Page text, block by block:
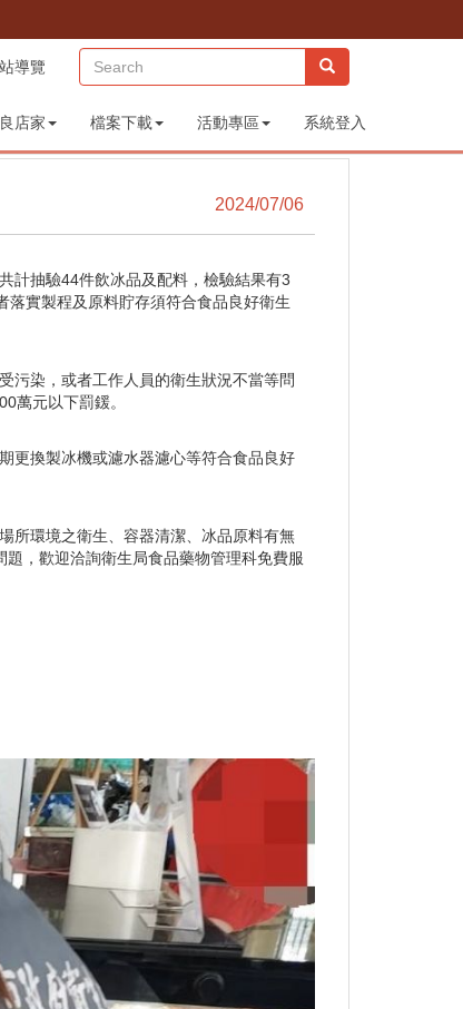
導覽 (sitemap)
店家 檔案下載 活動專區 系統登入
2024/07/06
計抽驗44件飲冰品及配料，檢驗結果有3
實製程及原料貯存須符合食品良好衛生
污染，或者工作人員的衛生狀況不當等問
萬元以下罰鍰。
更換製冰機或濾水器濾心等符合食品良好
所環境之衛生、容器清潔、冰品原料有無
，歡迎洽詢衛生局食品藥物管理科免費服